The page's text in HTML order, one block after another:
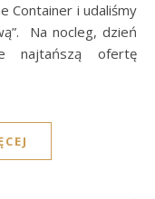
Container i udaliśmy
Na nocleg, dzień
najtańszą ofertę